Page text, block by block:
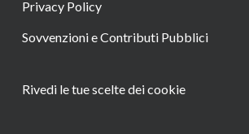
Privacy Policy
Sovvenzioni e Contributi Pubblici
Rivedi le tue scelte dei cookie